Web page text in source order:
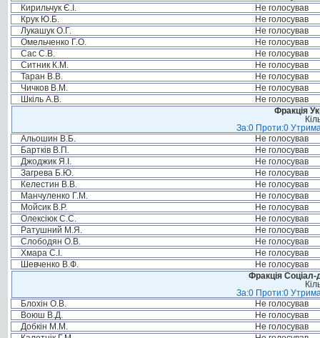
Кирильчук Є.І.
Не голосував
Крук Ю.Б.
Не голосував
Лукашук О.Г.
Не голосував
Омельченко Г.О.
Не голосував
Сас С.В.
Не голосував
Ситник К.М.
Не голосував
Таран В.В.
Не голосував
Чичков В.М.
Не голосував
Шкіль А.В.
Не голосував
Фракція
За:0 Проти:0
Альошин В.Б.
Не голосував
Бартків В.П.
Не голосував
Джоджик Я.І.
Не голосував
Загрева Б.Ю.
Не голосував
Келестин В.В.
Не голосував
Манчуленко Г.М.
Не голосував
Мойсик В.Р.
Не голосував
Олексіюк С.С.
Не голосував
Ратушний М.Я.
Не голосував
Слободян О.В.
Не голосував
Хмара С.І.
Не голосував
Шевченко В.Ф.
Не голосував
Фракція Соціал-
За:0 Проти:0
Блохін О.В.
Не голосував
Воюш В.Д.
Не голосував
Добкін М.М.
Не голосував